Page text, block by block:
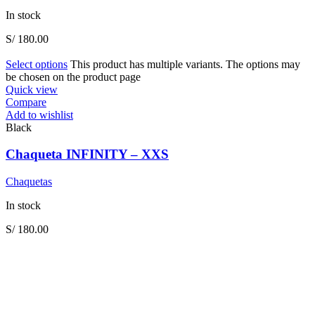
In stock
S/180.00
Select options This product has multiple variants. The options may
be chosen on the product page
Quick view
Compare
Add to wishlist
Black
Chaqueta INFINITY – XXS
Chaquetas
In stock
S/180.00